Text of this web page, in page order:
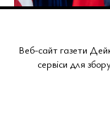
Веб-сайт газети
сервіси для